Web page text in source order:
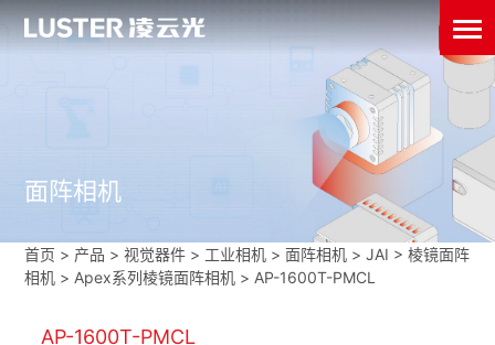
面阵相机
首页 > 产品 > 视觉器件 > 工业相机 >面阵相机 >JAI >棱镜面阵
相机 > Apex系列棱镜面阵相机 > AP-1600T-PMCL
AP-1600T-PMCL